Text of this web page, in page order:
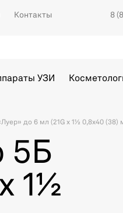
Контакты 8
УЗИ
до 6 мл (21G x 1½ 0,8х40 (38)
5Б
1½